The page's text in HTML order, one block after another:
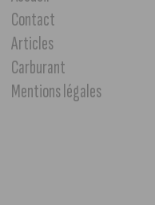
Contact
Articles
Carburant
Mentions légales